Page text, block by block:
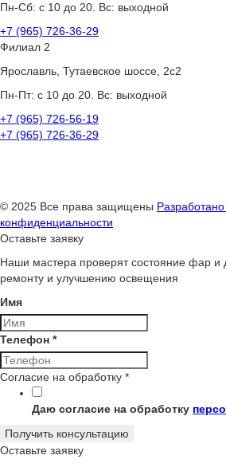
Пн-Сб: с 10 до 20. Вс: выходной
+7 (965) 726-36-29
Филиал 2
Ярославль, Тутаевское шоссе, 2с2
Пн-Пт: с 10 до 20. Вс: выходной
+7 (965) 726-56-19
+7 (965) 726-36-29
© 2025 Все права защищены Разработано
конфиденциальности
Оставьте заявку
Наши мастера проверят состояние фар и
ремонту и улучшению освещения
Имя
Телефон *
Согласие на обработку *
Даю согласие на обработку
Получить консультацию
Оставьте заявку